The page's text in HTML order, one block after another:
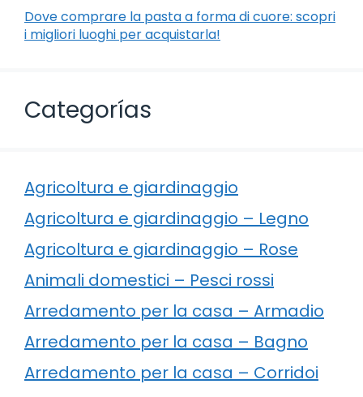
Dove comprare la pasta a forma di cuore: scopri
i migliori luoghi per acquistarla!
Categorías
Agricoltura e giardinaggio
Agricoltura e giardinaggio – Legno
Agricoltura e giardinaggio – Rose
Animali domestici – Pesci rossi
Arredamento per la casa – Armadio
Arredamento per la casa – Bagno
Arredamento per la casa – Corridoi